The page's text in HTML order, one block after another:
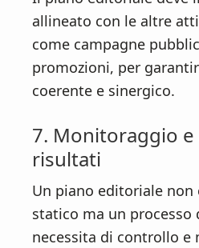
allineato con le altre
come campagne
promozioni, per
coerente e sinergico.
7. Monitoraggio e
risultati
Un piano editoriale non
statico ma un processo
necessita di controllo e